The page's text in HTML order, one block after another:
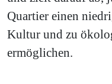
Quartier einen
Kultur und zu
ermöglichen.